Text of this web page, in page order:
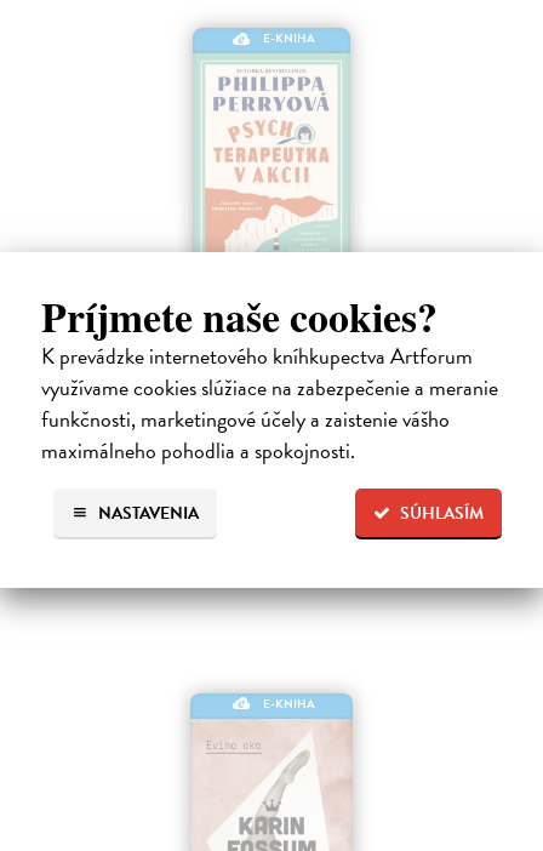
Príjmete naše cookies?
K prevádzke internetového kníhkupectva Artforum
využívame cookies slúžiace na zabezpečenie a meranie
funkčnosti, marketingové účely a zaistenie vášho
maximálneho pohodlia a spokojnosti.
SÚHLASÍM
NASTAVENIA
E-KNIHA
Psychoterapeutka v akcii
Perryová Philippa
| Elektronická kniha
Mimoriadne zábavná detektívka od najobľúbenejšej britskej
terapeutky a autorky kníh Toto mali čítať naši rodičia a Toto by si mali
prečítať všetci, ktorých máte radi. Keď sa pri útesoch Beachy Head
nájde…
Na stiahnutie ako , MOBI
16,95 €
E-KNIHA